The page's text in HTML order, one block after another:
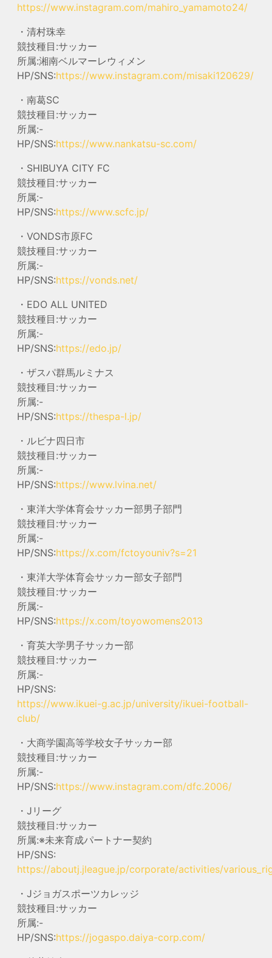
https://www.instagram.com/mahiro_yamamoto24/
・清村珠幸
競技種目:サッカー
所属:湘南ベルマーレウィメン
HP/SNS:https://www.instagram.com/misaki120629/
・南葛SC
競技種目:サッカー
所属:-
HP/SNS:https://www.nankatsu-sc.com/
・SHIBUYA CITY FC
競技種目:サッカー
所属:-
HP/SNS:https://www.scfc.jp/
・VONDS市原FC
競技種目:サッカー
所属:-
HP/SNS:https://vonds.net/
・EDO ALL UNITED
競技種目:サッカー
所属:-
HP/SNS:https://edo.jp/
・ザスパ群馬ルミナス
競技種目:サッカー
所属:-
HP/SNS:https://thespa-l.jp/
・ルビナ四日市
競技種目:サッカー
所属:-
HP/SNS:https://www.lvina.net/
・東洋大学体育会サッカー部男子部門
競技種目:サッカー
所属:-
HP/SNS:https://x.com/fctoyouniv?s=21
・東洋大学体育会サッカー部女子部門
競技種目:サッカー
所属:-
HP/SNS:https://x.com/toyowomens2013
・育英大学男子サッカー部
競技種目:サッカー
所属:-
HP/SNS:
https://www.ikuei-g.ac.jp/university/ikuei-football-
club/
・大商学園高等学校女子サッカー部
競技種目:サッカー
所属:-
HP/SNS:https://www.instagram.com/dfc.2006/
・Jリーグ
競技種目:サッカー
所属:※未来育成パートナー契約
HP/SNS:
https://aboutj.jleague.jp/corporate/activities/
・Jジョガスポーツカレッジ
競技種目:サッカー
所属:-
HP/SNS:https://jogaspo.daiya-corp.com/